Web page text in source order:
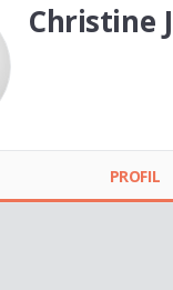
Christine
PROFIL